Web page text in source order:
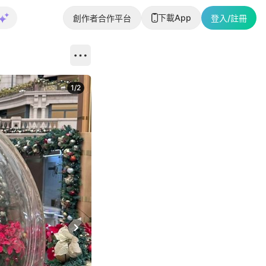
創作者合作平台 下載App 登入/註冊
Next slide
1/2